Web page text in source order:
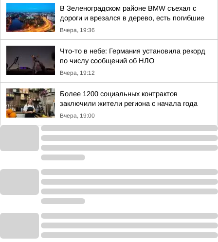
В Зеленоградском районе BMW съехал с
дороги и врезался в дерево, есть погибшие
Вчера, 19:36
Что-то в небе: Германия установила рекорд
по числу сообщений об НЛО
Вчера, 19:12
Более 1200 социальных контрактов
заключили жители региона с начала года
Вчера, 19:00